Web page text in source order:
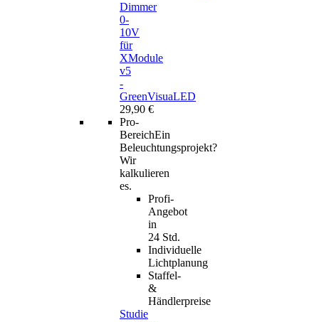
Dimmer
0-
10V
für
XModule
v5
-
GreenVisuaLED
29,90 €
Pro-
BereichEin
Beleuchtungsprojekt?
Wir
kalkulieren
es.
Profi-
Angebot
in
24 Std.
Individuelle
Lichtplanung
Staffel-
&
Händlerpreise
Studie